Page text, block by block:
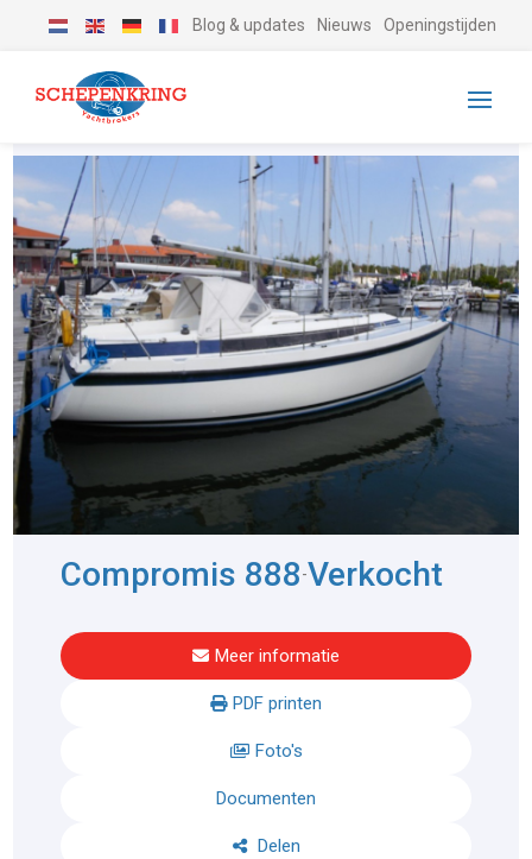
Blog & updates Nieuws Openingstijden
Compromis 888-Verkocht
Meer informatie
PDF printen
Foto's
Documenten
Delen